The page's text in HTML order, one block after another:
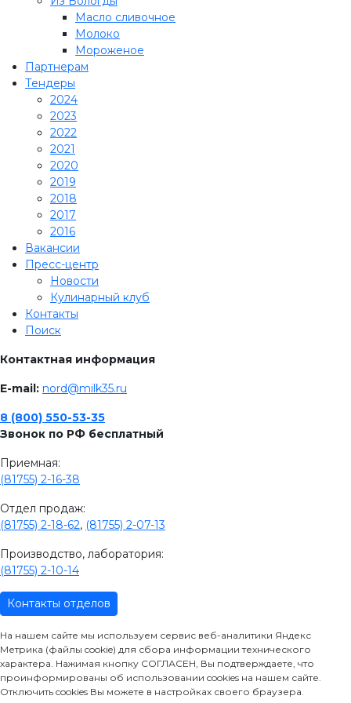
Масло сливочное
Молоко
Мороженое
Партнерам
Тендеры
2024
2023
2022
2021
2020
2019
2018
2017
2016
Вакансии
Пресс-центр
Новости
Кулинарный клуб
Контакты
Поиск
Контактная информация
E-mail: nord@milk35.ru
8 (800) 550-53-35
Звонок по РФ бесплатный
Приемная:
(81755) 2-16-38
Отдел продаж:
(81755) 2-18-62, (81755) 2-07-13
Производство, лаборатория:
(81755) 2-10-14
Контакты отделов
На нашем сайте мы используем сервис веб-аналитики Яндекс
Метрика (файлы cookie) для сбора информации технического
характера. Нажимая кнопку СОГЛАСЕН, Вы подтверждаете, что
проинформированы об использовании cookies на нашем сайте.
Отключить cookies Вы можете в настройках своего браузера.